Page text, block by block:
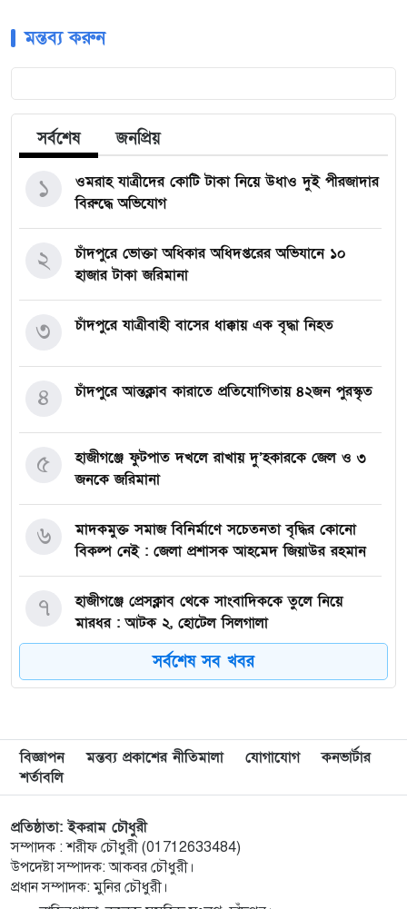
মন্তব্য করুন
সর্বশেষ জনপ্রিয়
ওমরাহ যাত্রীদের কোটি টাকা নিয়ে উধাও দুই পীরজাদার
বিরুদ্ধে অভিযোগ
১
চাঁদপুরে ভোক্তা অধিকার অধিদপ্তরের অভিযানে ১০
হাজার টাকা জরিমানা
২
চাঁদপুরে যাত্রীবাহী বাসের ধাক্কায় এক বৃদ্ধা নিহত
৩
চাঁদপুরে আন্তক্লাব কারাতে প্রতিযোগিতায় ৪২জন পুরস্কৃত
৪
হাজীগঞ্জে ফুটপাত দখলে রাখায় দু’হকারকে জেল ও ৩
জনকে জরিমানা
৫
মাদকমুক্ত সমাজ বিনির্মাণে সচেতনতা বৃদ্ধির কোনো
বিকল্প নেই : জেলা প্রশাসক আহমেদ জিয়াউর রহমান
৬
হাজীগঞ্জে প্রেসক্লাব থেকে সাংবাদিককে তুলে নিয়ে
মারধর : আটক ২, হোটেল সিলগালা
৭
মতলব উত্তরে কালাম এন্টারপ্রাইজের মালিককে ২৫
হাজার টাকা জরিমানা
৮
মেরিল প্রথম আলো সমালোচক পুরস্কার ২০২৫ : সেরা
অভিনেতার চূড়ান্ত মনোনয়নে জায়গা করে নিলেন
৯
চাঁদপুরে জাতীয় বিজ্ঞান ও প্রযুক্তি সপ্তাহ উদযাপনের
লক্ষে প্রস্তুতিমূলক সভা
১০
সর্বশেষ সব খবর
বিজ্ঞাপন মন্তব্য প্রকাশের নীতিমালা যোগাযোগ
কনভার্টার
শর্তাবলি
প্রতিষ্ঠাতা: ইকরাম চৌধুরী
সম্পাদক : শরীফ চৌধুরী (01712633484)
উপদেষ্টা সম্পাদক: আকবর চৌধুরী।
প্রধান সম্পাদক: মুনির চৌধুরী।